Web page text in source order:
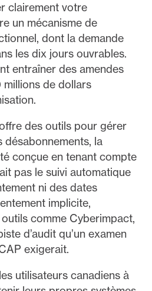
clairement votre
un mécanisme de
dont la demande
les dix jours ouvrables.
entraîner des amendes
millions de dollars
des outils pour gérer
désabonnements, la
conçue en tenant compte
pas le suivi automatique
ni des dates
implicite,
comme Cyberimpact,
d’audit qu’un examen
exigerait.
utilisateurs canadiens à